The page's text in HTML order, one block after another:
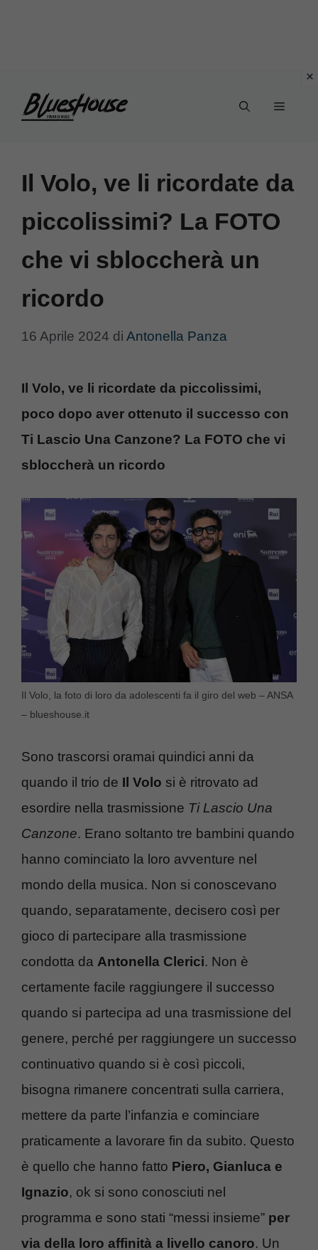
Menu
Il Volo, ve li ricordate da
piccolissimi? La FOTO
che vi sbloccherà un
ricordo
16 Aprile 2024 di Antonella Panza
Il Volo, ve li ricordate da piccolissimi,
poco dopo aver ottenuto il successo con
Ti Lascio Una Canzone? La FOTO che vi
sbloccherà un ricordo
Il Volo, la foto di loro da adolescenti fa il giro del web – ANSA
– blueshouse.it
Sono trascorsi oramai quindici anni da
quando il trio de Il Volo si è ritrovato ad
esordire nella trasmissione Ti Lascio Una
Canzone. Erano soltanto tre bambini quando
hanno cominciato la loro avventure nel
mondo della musica. Non si conoscevano
quando, separatamente, decisero così per
gioco di partecipare alla trasmissione
condotta da Antonella Clerici. Non è
certamente facile raggiungere il successo
quando si partecipa ad una trasmissione del
genere, perché per raggiungere un successo
continuativo quando si è così piccoli,
bisogna rimanere concentrati sulla carriera,
mettere da parte l’infanzia e cominciare
praticamente a lavorare fin da subito. Questo
è quello che hanno fatto Piero, Gianluca e
Ignazio, ok si sono conosciuti nel
programma e sono stati “messi insieme” per
via della loro affinità a livello canoro. Un